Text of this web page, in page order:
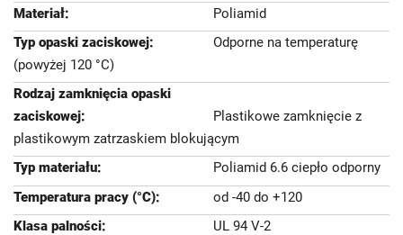
Poliamid
Odporne na temperaturę
(powyżej 120 °C)
Plastikowe zamknięcie z
plastikowym zatrzaskiem blokującym
Poliamid 6.6 ciepło odporny
od -40 do +120
UL 94 V-2